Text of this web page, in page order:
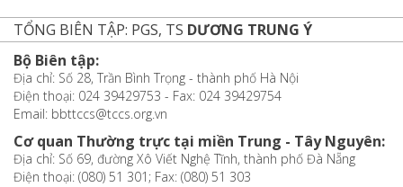
TỔNG BIÊN TẬP: PGS, TS DƯƠNG TRUNG Ý
Bộ Biên tập:
Địa chỉ: Số 28, Trần Bình Trọng - thành phố Hà Nội
Điện thoại: 024 39429753 - Fax: 024 39429754
Email: bbttccs@tccs.org.vn
Cơ quan Thường trực tại miền Trung - Tây Nguyên:
Địa chỉ: Số 69, đường Xô Viết Nghệ Tĩnh, thành phố Đà Nẵng
Điện thoại: (080) 51 301; Fax: (080) 51 303